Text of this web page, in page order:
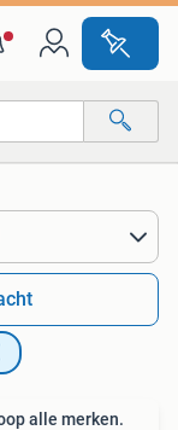
alle merken.